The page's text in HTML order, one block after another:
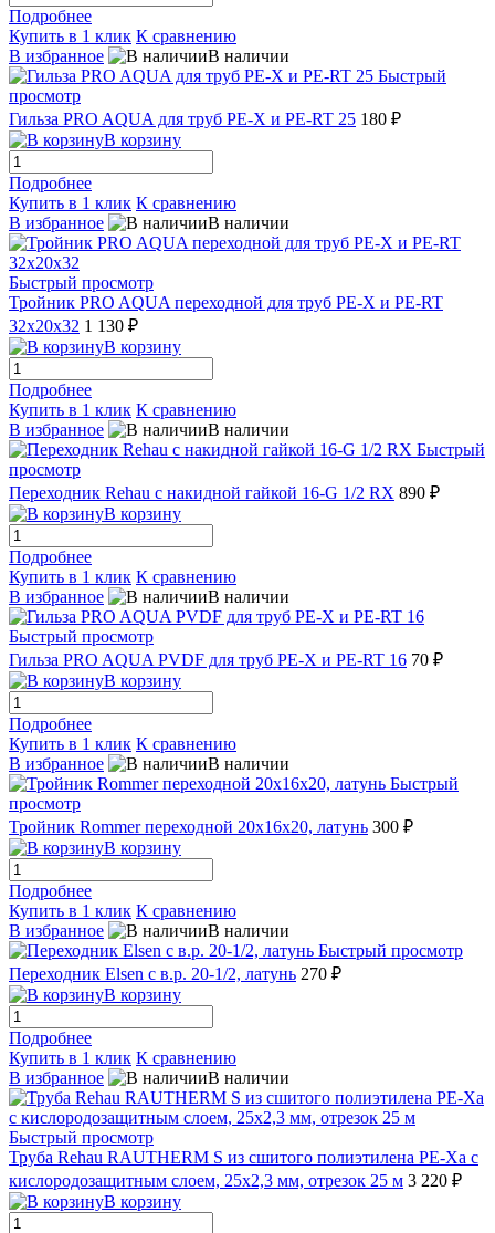
Подробнее
Купить в 1 клик К сравнению
В избранное
В наличии
Быстрый
просмотр
Гильза PRO AQUA для труб РЕ-Х и PE-RT 25 180 ₽
В корзину
Подробнее
Купить в 1 клик К сравнению
В избранное
В наличии
Быстрый просмотр
Тройник PRO AQUA переходной для труб РЕ-Х и PE-RT
32x20x32 1 130 ₽
В корзину
Подробнее
Купить в 1 клик К сравнению
В избранное
В наличии
Быстрый
просмотр
Переходник Rehau с накидной гайкой 16-G 1/2 RX 890 ₽
В корзину
Подробнее
Купить в 1 клик К сравнению
В избранное
В наличии
Быстрый просмотр
Гильза PRO AQUA PVDF для труб РЕ-Х и PE-RT 16 70 ₽
В корзину
Подробнее
Купить в 1 клик К сравнению
В избранное
В наличии
Быстрый
просмотр
Тройник Rommer переходной 20x16x20, латунь 300 ₽
В корзину
Подробнее
Купить в 1 клик К сравнению
В избранное
В наличии
Быстрый просмотр
Переходник Elsen с в.р. 20-1/2, латунь 270 ₽
В корзину
Подробнее
Купить в 1 клик К сравнению
В избранное
В наличии
Быстрый просмотр
Труба Rehau RAUTHERM S из сшитого полиэтилена PE-Xa с
кислородозащитным слоем, 25x2,3 мм, отрезок 25 м 3 220 ₽
В корзину